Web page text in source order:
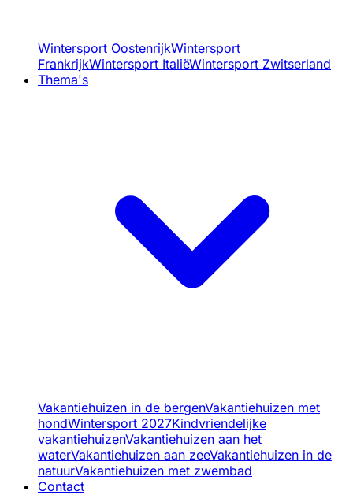
Wintersport OostenrijkWintersport
FrankrijkWintersport ItaliëWintersport Zwitserland
Thema's
Vakantiehuizen in de bergenVakantiehuizen met
hondWintersport 2027Kindvriendelijke
vakantiehuizenVakantiehuizen aan het
waterVakantiehuizen aan zeeVakantiehuizen in de
natuurVakantiehuizen met zwembad
Contact